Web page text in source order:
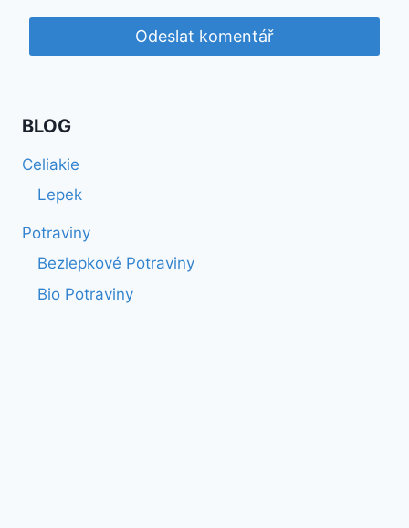
BLOG
Celiakie
Lepek
Potraviny
Bezlepkové Potraviny
Bio Potraviny